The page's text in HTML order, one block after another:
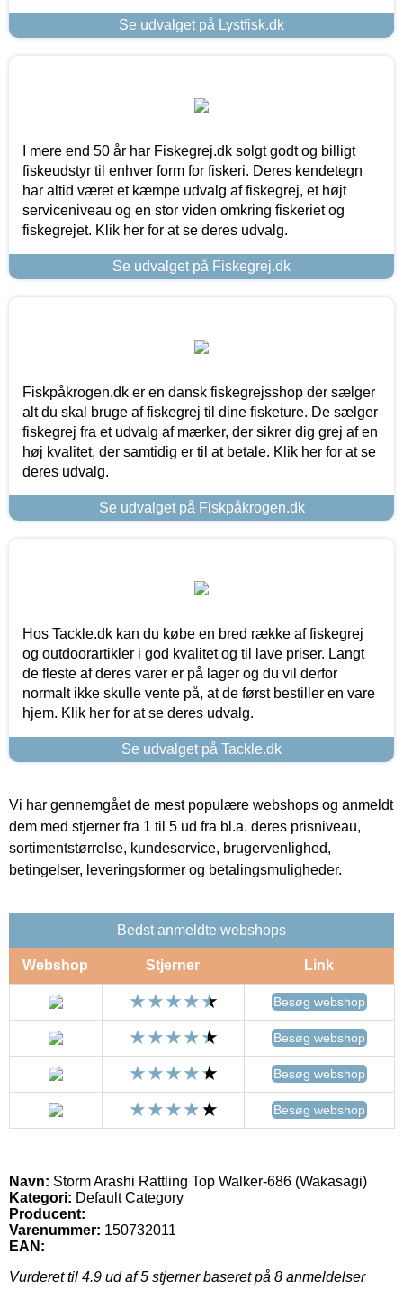
Se udvalget på Lystfisk.dk
I mere end 50 år har Fiskegrej.dk solgt godt og billigt
fiskeudstyr til enhver form for fiskeri. Deres kendetegn
har altid været et kæmpe udvalg af fiskegrej, et højt
serviceniveau og en stor viden omkring fiskeriet og
fiskegrejet. Klik her for at se deres udvalg.
Se udvalget på Fiskegrej.dk
Fiskpåkrogen.dk er en dansk fiskegrejsshop der sælger
alt du skal bruge af fiskegrej til dine fisketure. De sælger
fiskegrej fra et udvalg af mærker, der sikrer dig grej af en
høj kvalitet, der samtidig er til at betale. Klik her for at se
deres udvalg.
Se udvalget på Fiskpåkrogen.dk
Hos Tackle.dk kan du købe en bred række af fiskegrej
og outdoorartikler i god kvalitet og til lave priser. Langt
de fleste af deres varer er på lager og du vil derfor
normalt ikke skulle vente på, at de først bestiller en vare
hjem. Klik her for at se deres udvalg.
Se udvalget på Tackle.dk
Vi har gennemgået de mest populære webshops og anmeldt
dem med stjerner fra 1 til 5 ud fra bl.a. deres prisniveau,
sortimentstørrelse, kundeservice, brugervenlighed,
betingelser, leveringsformer og betalingsmuligheder.
Bedst anmeldte webshops
Webshop Stjerner Link
Besøg webshop
Besøg webshop
Besøg webshop
Besøg webshop
Navn: Storm Arashi Rattling Top Walker-686 (Wakasagi)
Kategori: Default Category
Producent:
Varenummer: 150732011
EAN:
Vurderet til 4.9 ud af 5 stjerner baseret på 8 anmeldelser